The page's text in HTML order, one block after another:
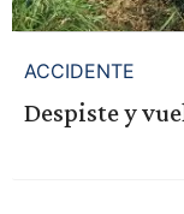
ACCIDENTE
Despiste y